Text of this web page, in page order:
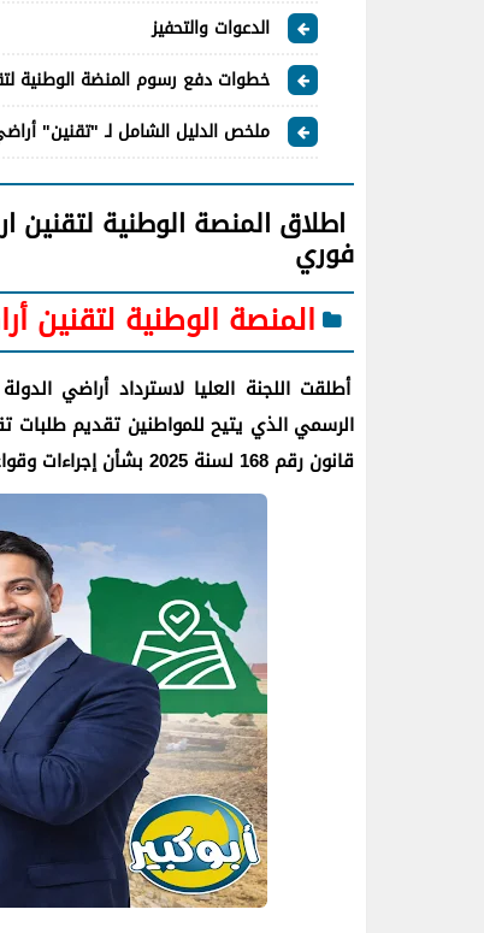
الدعوات والتحفيز
خطوات دفع رسوم المنضة الوطنية
ملخص الدليل الشامل لـ "تقنين" أراضي
اطلاق المنصة الوطنية لتقنين
فوري
المنصة الوطنية لتقنين
أطلقت اللجنة العليا لاسترداد أراضي
الرسمي الذي يتيح للمواطنين تقديم
قانون رقم 168 لسنة 2025 بشأن إجراءات وقواعد التصرف في أملاك الدولة الخاصة.